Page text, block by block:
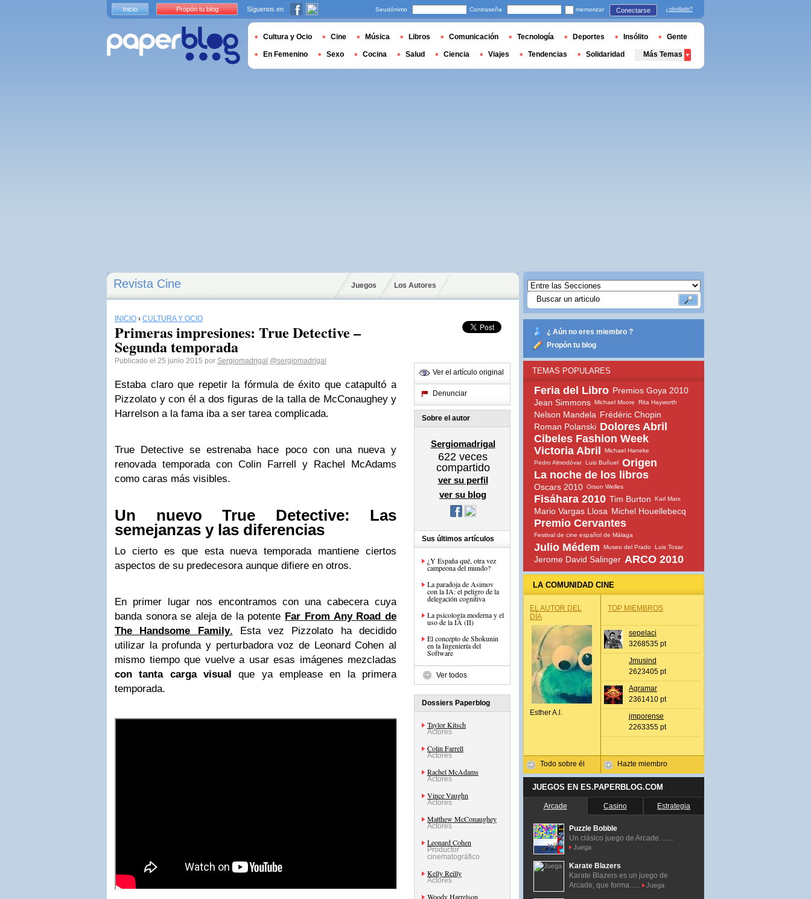
Revista Cine Juegos Los Autores
INICIO › CULTURA Y OCIO
Primeras impresiones: True Detective –
Segunda temporada
Publicado el 25 junio 2015 por Sergiomadrigal @sergiomadrigal
Estaba claro que repetir la fórmula de éxito que catapultó a
Pizzolato y con él a dos figuras de la talla de McConaughey y
Harrelson a la fama iba a ser tarea complicada.
True Detective se estrenaba hace poco con una nueva y
renovada temporada con Colin Farrell y Rachel McAdams
como caras más visibles.
Un nuevo True Detective: Las
semejanzas y las diferencias
Lo cierto es que esta nueva temporada mantiene ciertos
aspectos de su predecesora aunque difiere en otros.
En primer lugar nos encontramos con una cabecera cuya
banda sonora se aleja de la potente Far From Any Road de
The Handsome Family. Esta vez Pizzolato ha decidido
utilizar la profunda y perturbadora voz de Leonard Cohen al
mismo tiempo que vuelve a usar esas imágenes mezcladas
con tanta carga visual que ya emplease en la primera
temporada.
Ver el artículo original
Denunciar
Sobre el autor
Sergiomadrigal
622 veces
compartido
ver su perfil
ver su blog
Sus últimos artículos
¿Y España qué, otra vez
campeona del mundo?
La paradoja de Asimov
con la IA: el peligro de la
delegación cognitiva
La psicología moderna y el
uso de la IA (II)
El concepto de Shokunin
en la Ingeniería del
Software
Ver todos
Dossiers Paperblog
Taylor Kitsch
Actores
Colin Farrell
Actores
Rachel McAdams
Actores
Vince Vaughn
Actores
Matthew McConaughey
Actores
Leonard Cohen
Productor
cinematográfico
Kelly Reilly
Actores
Woody Harrelson
¿ Aún no eres miembro ?
Propón tu blog
TEMAS POPULARES
Feria del Libro Premios Goya 2010
Jean Simmons Michael Moore Rita Hayworth
Nelson Mandela Frédéric Chopin
Roman Polanski Dolores Abril
Cibeles Fashion Week
Victoria Abril
Michael Haneke
Pedro Almodóvar Luis Buñuel Origen
La noche de los libros
Oscars 2010 Orson Welles
Fisáhara 2010 Tim Burton Karl Marx
Mario Vargas Llosa Michel Houellebecq
Premio Cervantes
Festival de cine español de Málaga
Julio Médem Museo del Prado Luis Tosar
Jerome David Salinger ARCO 2010
LA COMUNIDAD CINE
EL AUTOR DEL
DÍA
Esther A.l.
Todo sobre él
TOP MIEMBROS
sepelaci
3268535 pt
Jmusind
2623405 pt
Agramar
2361410 pt
jmporense
2263355 pt
Hazte miembro
JUEGOS EN ES.PAPERBLOG.COM
Arcade Casino Estrategia
Puzzle Bobble
Un clásico juego de Arcade. ......
Juega
Karate Blazers
Karate Blazers es un juego de
Arcade, que forma......
Juega
Inicio Propón tu blog Síguenos en Seudónimo Contraseña memorizar Conectarse ¿olvidado?
Cultura y Ocio Cine Música Libros Comunicación Tecnología Deportes Insólito Gente
En Femenino Sexo Cocina Salud Ciencia Viajes Tendencias Solidaridad Más Temas